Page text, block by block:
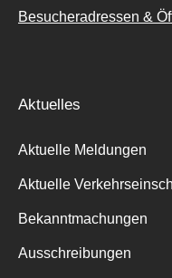
Besucheradressen &
Aktuelles
Aktuelle Meldungen
Aktuelle
Bekanntmachungen
Ausschreibungen